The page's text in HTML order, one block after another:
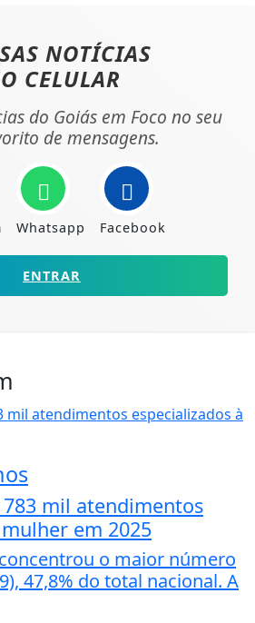
NOTÍCIAS
CELULAR
do Goiás em Foco no seu
de mensagens.
Whatsapp Facebook
ENTRAR
mil atendimentos
em 2025
o maior número
47,8% do total nacional. A